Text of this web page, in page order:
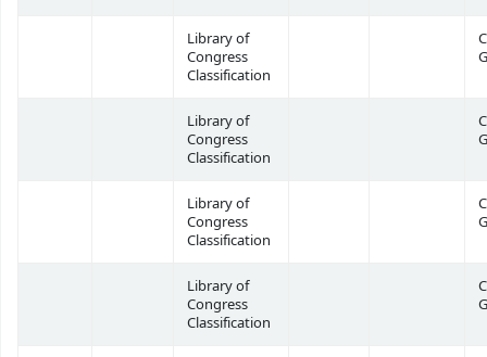
Library of
Congress
Classification
Library of
Congress
Classification
Library of
Congress
Classification
Library of
Congress
Classification